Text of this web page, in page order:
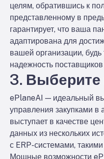
целям, обратившись к
представленному в
гарантирует, что ваша
адаптирована для
вашей организации,
надежность
3.
ePlaneAI — идеальный
управления закупками в
выступает в качестве
данных из нескольких
с ERP-системами,
Мощные возможности